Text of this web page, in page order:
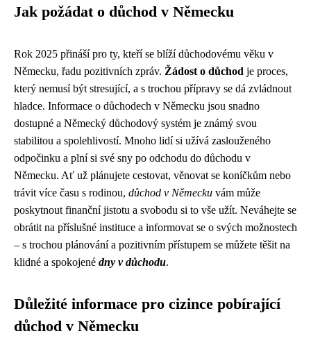
Jak požádat o důchod v Německu
Rok 2025 přináší pro ty, kteří se blíží důchodovému věku v
Německu, řadu pozitivních zpráv. Žádost o důchod je proces,
který nemusí být stresující, a s trochou přípravy se dá zvládnout
hladce. Informace o důchodech v Německu jsou snadno
dostupné a Německý důchodový systém je známý svou
stabilitou a spolehlivostí. Mnoho lidí si užívá zaslouženého
odpočinku a plní si své sny po odchodu do důchodu v
Německu. Ať už plánujete cestovat, věnovat se koníčkům nebo
trávit více času s rodinou, důchod v Německu vám může
poskytnout finanční jistotu a svobodu si to vše užít. Neváhejte se
obrátit na příslušné instituce a informovat se o svých možnostech
– s trochou plánování a pozitivním přístupem se můžete těšit na
klidné a spokojené dny v důchodu.
Důležité informace pro cizince pobírající
důchod v Německu